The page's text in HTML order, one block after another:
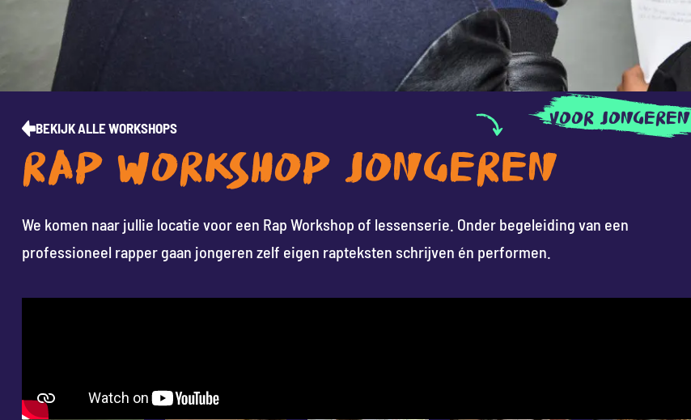
BEKIJK ALLE WORKSHOPS VOOR JONGEREN
RAP WORKSHOP JONGEREN
We komen naar jullie locatie voor een Rap Workshop of lessenserie. Onder begeleiding van een
professioneel rapper gaan jongeren zelf eigen rapteksten schrijven én performen.